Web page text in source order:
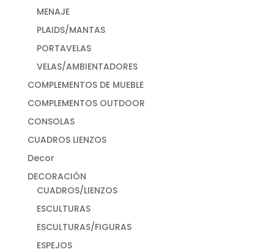
MENAJE
PLAIDS/MANTAS
PORTAVELAS
VELAS/AMBIENTADORES
COMPLEMENTOS DE MUEBLE
COMPLEMENTOS OUTDOOR
CONSOLAS
CUADROS LIENZOS
Decor
DECORACIÓN
CUADROS/LIENZOS
ESCULTURAS
ESCULTURAS/FIGURAS
ESPEJOS